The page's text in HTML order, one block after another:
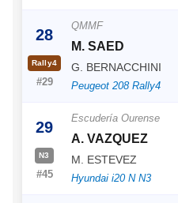
28
Rally4
#29
QMMF
M. SAED
G. BERNACCHINI
Peugeot 208 Rally4
29
N3
#45
Escudería Ourense
A. VAZQUEZ
M. ESTEVEZ
Hyundai i20 N N3